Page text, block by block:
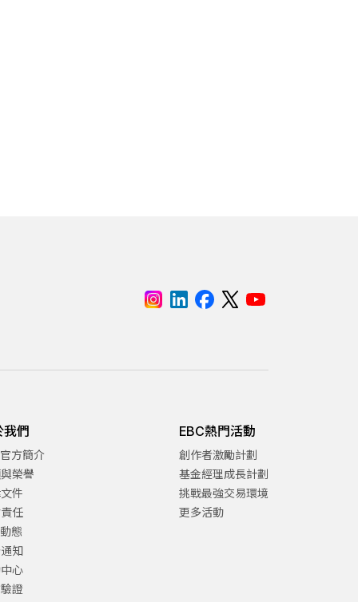
我們
方簡介
榮譽
件
任
態
知
心
證
EBC熱門活動
創作者激勵計劃
基金經理成長計劃
挑戰最強交易環境
更多活動